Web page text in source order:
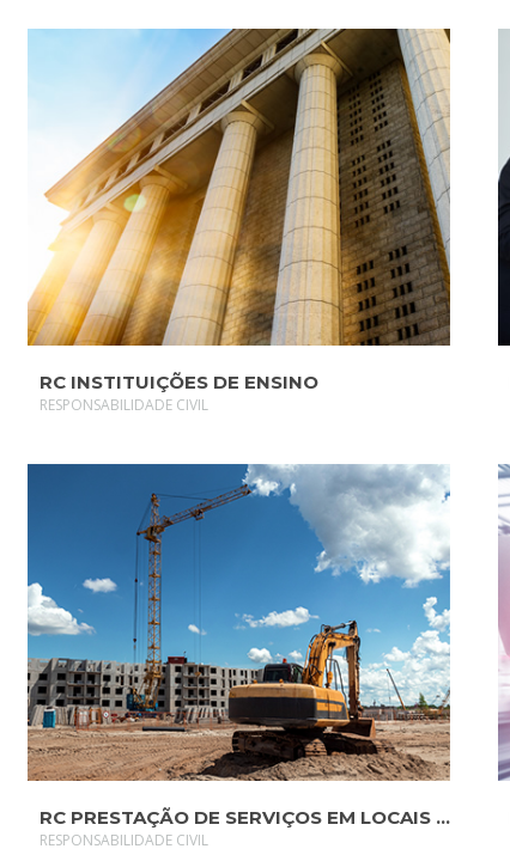
SAIBA MAIS
RC INSTITUIÇÕES DE ENSINO
RESPONSABILIDADE CIVIL
SAIBA MAIS
RC PRESTAÇÃO DE SERVIÇOS EM LOCAIS DE TERCEIROS
RESPONSABILIDADE CIVIL